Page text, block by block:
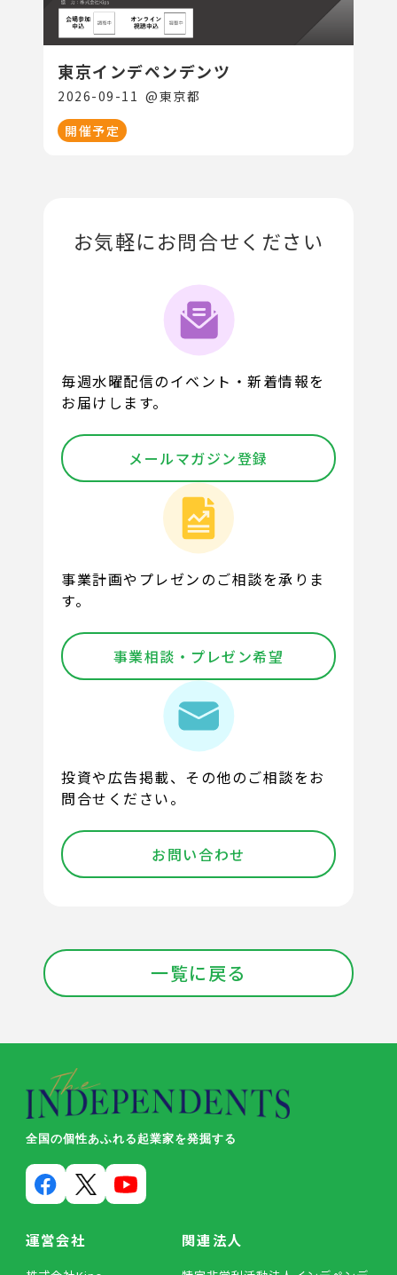
東京インデペンデンツ
2026-09-11 @東京都
開催予定
お気軽にお問合せください
毎週水曜配信のイベント・新着情報を
お届けします。
メールマガジン登録
事業計画やプレゼンのご相談を承りま
す。
事業相談・プレゼン希望
投資や広告掲載、その他のご相談をお
問合せください。
お問い合わせ
一覧に戻る
全国の個性あふれる起業家を発掘する
運営会社 関連法人